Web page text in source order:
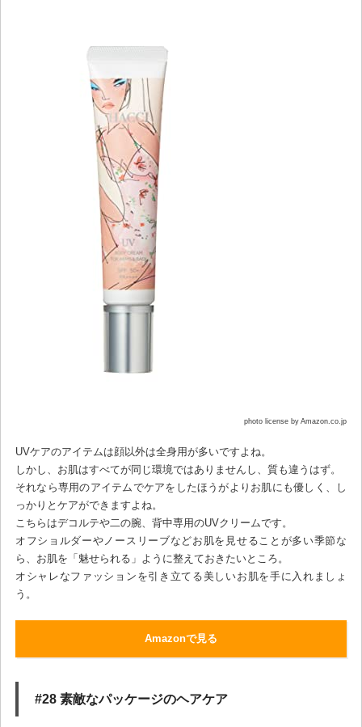
photo license by Amazon.co.jp
UVケアのアイテムは顔以外は全身用が多いですよね。
しかし、お肌はすべてが同じ環境ではありませんし、質も違うはず。
それなら専用のアイテムでケアをしたほうがよりお肌にも優しく、し
っかりとケアができますよね。
こちらはデコルテや二の腕、背中専用のUVクリームです。
オフショルダーやノースリーブなどお肌を見せることが多い季節な
ら、お肌を「魅せられる」ように整えておきたいところ。
オシャレなファッションを引き立てる美しいお肌を手に入れましょ
う。
Amazonで見る
#28 素敵なパッケージのヘアケア